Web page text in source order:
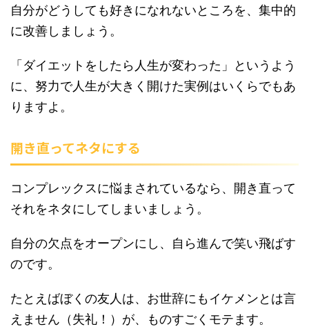
自分がどうしても好きになれないところを、集中的
に改善しましょう。
「ダイエットをしたら人生が変わった」というよう
に、努力で人生が大きく開けた実例はいくらでもあ
りますよ。
開き直ってネタにする
コンプレックスに悩まされているなら、開き直って
それをネタにしてしまいましょう。
自分の欠点をオープンにし、自ら進んで笑い飛ばす
のです。
たとえばぼくの友人は、お世辞にもイケメンとは言
えません（失礼！）が、ものすごくモテます。